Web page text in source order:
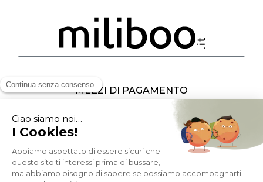
MEZZI DI PAGAMENTO
SOCIAL NETWORK